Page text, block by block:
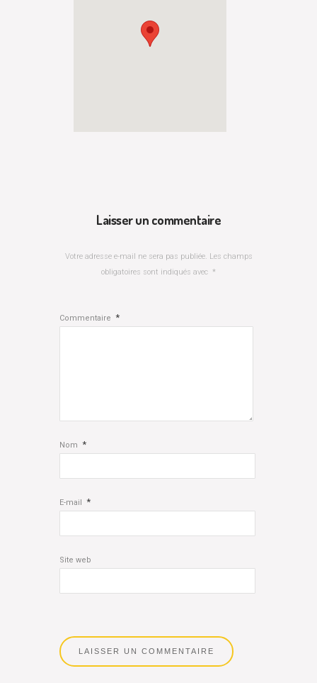
Laisser un commentaire
Votre adresse e-mail ne sera pas publiée. Les champs
obligatoires sont indiqués avec *
Commentaire *
Nom *
E-mail *
Site web